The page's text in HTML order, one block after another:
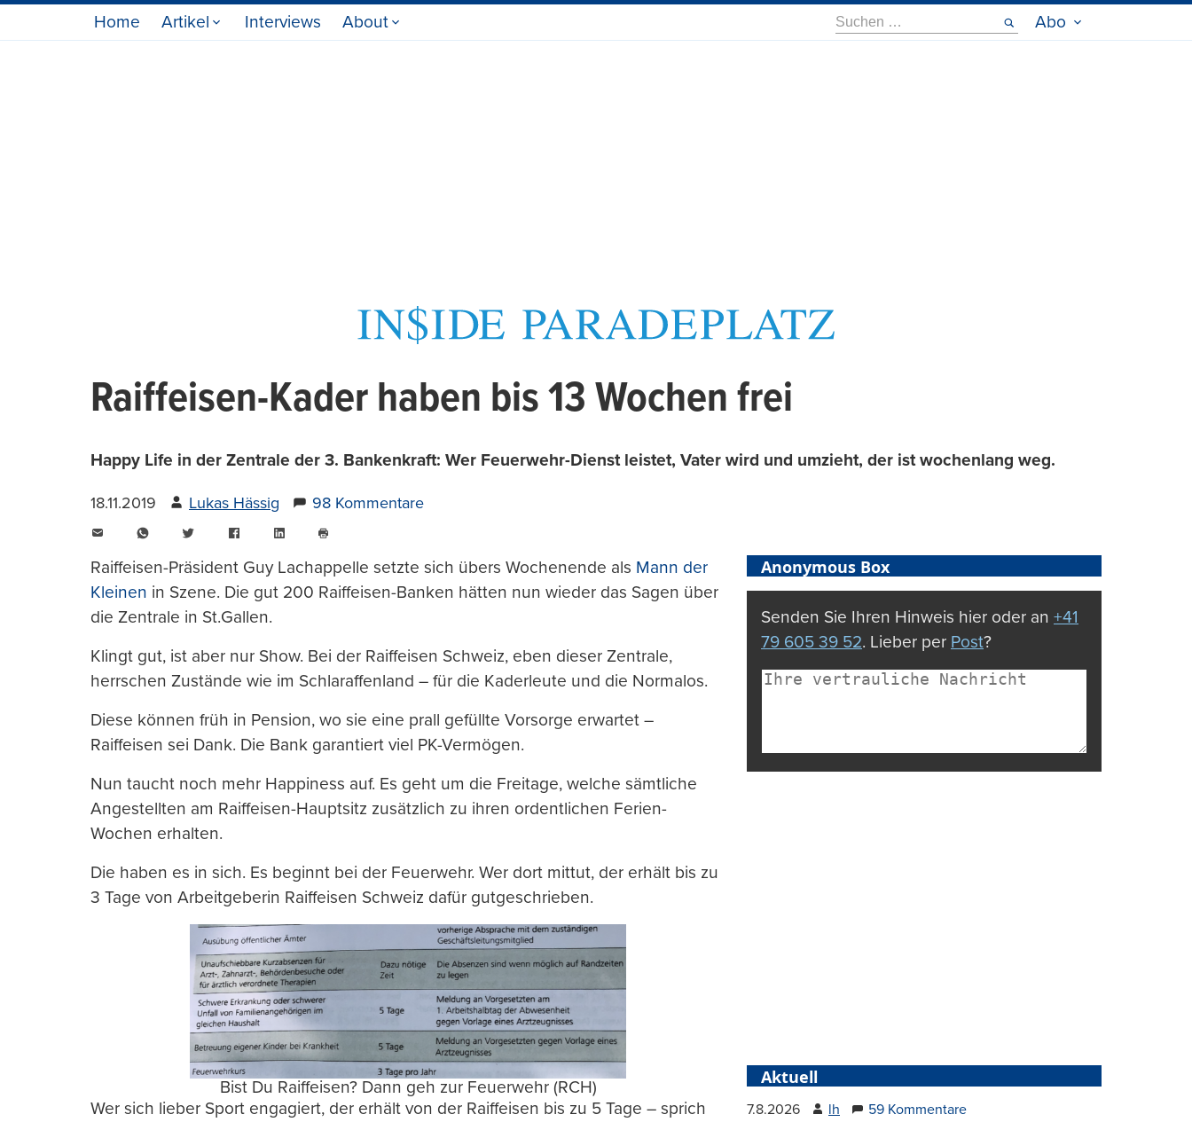
Home Artikel Interviews About
Suche
nach:
Abo
Raiffeisen-Kader haben bis 13 Wochen frei
Happy Life in der Zentrale der 3. Bankenkraft: Wer Feuerwehr-Dienst leistet, Vater wird und umzieht, der ist wochenlang weg.
18.11.2019 Lukas Hässig 98 Kommentare
WhatsAppTwitter FacebookLinkedIn
drucken
Raiffeisen-Präsident Guy Lachappelle setzte sich übers Wochenende als Mann der
Kleinen in Szene. Die gut 200 Raiffeisen-Banken hätten nun wieder das Sagen über
die Zentrale in St.Gallen.
Klingt gut, ist aber nur Show. Bei der Raiffeisen Schweiz, eben dieser Zentrale,
herrschen Zustände wie im Schlaraffenland – für die Kaderleute und die Normalos.
Diese können früh in Pension, wo sie eine prall gefüllte Vorsorge erwartet –
Raiffeisen sei Dank. Die Bank garantiert viel PK-Vermögen.
Nun taucht noch mehr Happiness auf. Es geht um die Freitage, welche sämtliche
Angestellten am Raiffeisen-Hauptsitz zusätzlich zu ihren ordentlichen Ferien-
Wochen erhalten.
Die haben es in sich. Es beginnt bei der Feuerwehr. Wer dort mittut, der erhält bis zu
3 Tage von Arbeitgeberin Raiffeisen Schweiz dafür gutgeschrieben.
Bist Du Raiffeisen? Dann geh zur Feuerwehr (RCH)
Wer sich lieber Sport engagiert, der erhält von der Raiffeisen bis zu 5 Tage – sprich
Anonymous Box
Senden Sie Ihren Hinweis hier oder an +41
79 605 39 52. Lieber per Post?
Aktuell
7.8.2026 lh 59 Kommentare